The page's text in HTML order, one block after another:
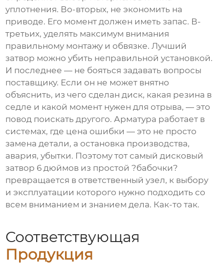
уплотнения. Во-вторых, не экономить на
приводе. Его момент должен иметь запас. В-
третьих, уделять максимум внимания
правильному монтажу и обвязке. Лучший
затвор можно убить неправильной установкой.
И последнее — не бояться задавать вопросы
поставщику. Если он не может внятно
объяснить, из чего сделан диск, какая резина в
седле и какой момент нужен для отрыва, — это
повод поискать другого. Арматура работает в
системах, где цена ошибки — это не просто
замена детали, а остановка производства,
авария, убытки. Поэтому тот самыйдисковый
затвор 6 дюймов из простой ?бабочки?
превращается в ответственный узел, к выбору
и эксплуатации которого нужно подходить со
всем вниманием и знанием дела. Как-то так.
Соответствующая
Продукция